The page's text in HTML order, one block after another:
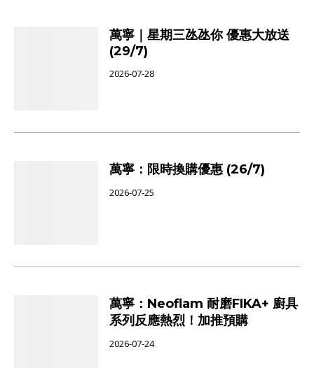
萬寧｜星期三氹氹你 優惠大放送
(29/7)
2026-07-28
萬寧：限時換購優惠 (26/7)
2026-07-25
萬寧：Neoflam 耐磨FIKA+ 廚具
系列反應熱烈！加推預購
2026-07-24